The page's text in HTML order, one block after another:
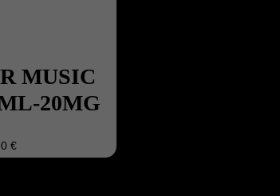
MUSIC
20MG
€